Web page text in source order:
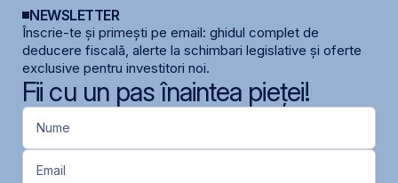
NEWSLETTER
Înscrie-te și primești pe email: ghidul complet de
deducere fiscală, alerte la schimbari legislative și oferte
exclusive pentru investitori noi.
Fii cu un pas înaintea pieței!
Nume
Email